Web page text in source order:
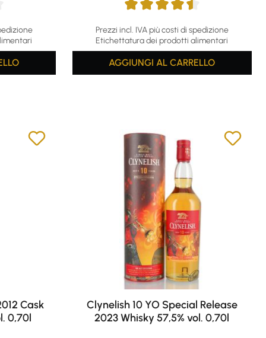
Prezzi incl. IVA più costi di spedizione
Etichettatura dei prodotti alimentari
AGGIUNGI AL CARRELLO
Cask
0,70l
Clynelish 10 YO Special Release
2023 Whisky 57,5% vol. 0,70l